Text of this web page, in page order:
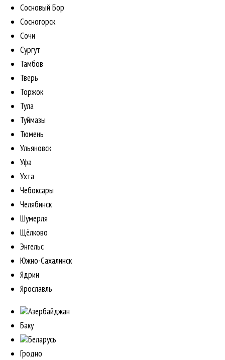
Сосновый Бор
Сосногорск
Сочи
Сургут
Тамбов
Тверь
Торжок
Тула
Туймазы
Тюмень
Ульяновск
Уфа
Ухта
Чебоксары
Челябинск
Шумерля
Щёлково
Энгельс
Южно-Сахалинск
Ядрин
Ярославль
Азербайджан
Баку
Беларусь
Гродно